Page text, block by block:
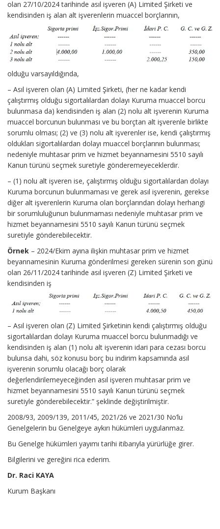
olan 27/10/2024 tarihinde asıl işveren (A) Limited Şirketi ve
kendisinden iş alan alt işverenlerin muaccel borçlarının,
olduğu varsayıldığında,
– Asıl işveren olan (A) Limited Şirketi, (her ne kadar kendi
çalıştırmış olduğu sigortalılardan dolayı Kuruma muaccel borcu
bulunmasa da) kendisinden iş alan (2) nolu alt işverenin Kuruma
muaccel borcunun bulunması ve bu borçtan alt işverenle birlikte
sorumlu olması; (2) ve (3) nolu alt işverenler ise, kendi çalıştırmış
oldukları sigortalılardan dolayı muaccel borçlarının bulunması;
nedeniyle muhtasar prim ve hizmet beyannamesini 5510 sayılı
Kanun türünü seçmek suretiyle gönderemeyeceklerdir.
– (1) nolu alt işveren ise, çalıştırmış olduğu sigortalılardan dolayı
Kuruma borcunun bulunmaması ve gerek asıl işverenin, gerekse
diğer alt işverenlerin Kuruma olan borçlarından dolayı herhangi
bir sorumluluğunun bulunmaması nedeniyle muhtasar prim ve
hizmet beyannamesini 5510 sayılı Kanun türünü seçmek
suretiyle gönderebilecektir.
Örnek – 2024/Ekim ayına ilişkin muhtasar prim ve hizmet
beyannamesinin Kuruma gönderilmesi gereken sürenin son günü
olan 26/11/2024 tarihinde asıl işveren (Z) Limited Şirketi ve
kendisinden iş
– Asıl işveren olan (Z) Limited Şirketinin kendi çalıştırmış olduğu
sigortalılardan dolayı Kuruma muaccel borcu bulunmadığı ve
kendisinden iş alan (1) nolu alt işverenin idari para cezası borcu
bulunsa dahi, söz konusu borç bu indirim kapsamında asıl
işverenin sorumlu olacağı borç olarak
değerlendirilemeyeceğinden asıl işveren muhtasar prim ve
hizmet beyannamesini 5510 sayılı Kanun türünü seçmek
suretiyle gönderebilecektir.” şeklinde değiştirilmiştir.
2008/93, 2009/139, 2011/45, 2021/26 ve 2021/30 No’lu
Genelgelerin bu Genelgeye aykırı hükümleri uygulanmaz.
Bu Genelge hükümleri yayımı tarihi itibarıyla yürürlüğe girer.
Bilgilerini ve gereğini rica ederim.
Dr. Raci KAYA
Kurum Başkanı